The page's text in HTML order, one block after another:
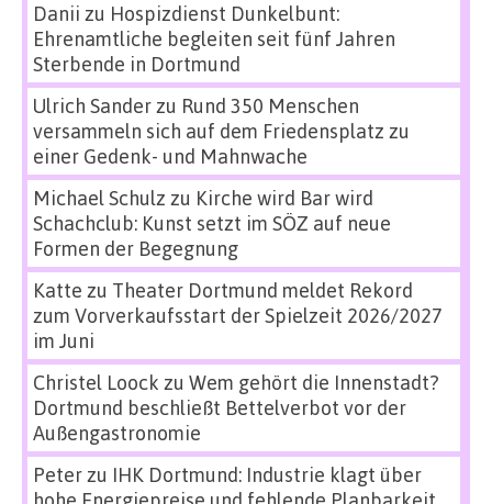
Danii zu Hospizdienst Dunkelbunt:
Ehrenamtliche begleiten seit fünf Jahren
Sterbende in Dortmund
Ulrich Sanderzu Rund 350 Menschen
versammeln sich auf dem Friedensplatz zu
einer Gedenk- und Mahnwache
Michael Schulz zu Kirche wird Bar wird
Schachclub: Kunst setzt im SÖZ auf neue
Formen der Begegnung
Katte zu Theater Dortmund meldet Rekord
zum Vorverkaufsstart der Spielzeit 2026/2027
im Juni
Christel Loock zu Wem gehört die Innenstadt?
Dortmund beschließt Bettelverbot vor der
Außengastronomie
Peterzu IHK Dortmund: Industrie klagt über